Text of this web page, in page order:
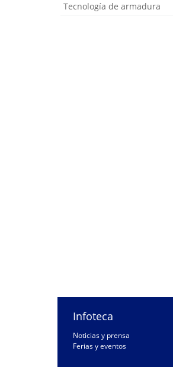
Tecnología de armadura
Infoteca
Noticias y prensa
Ferias y eventos